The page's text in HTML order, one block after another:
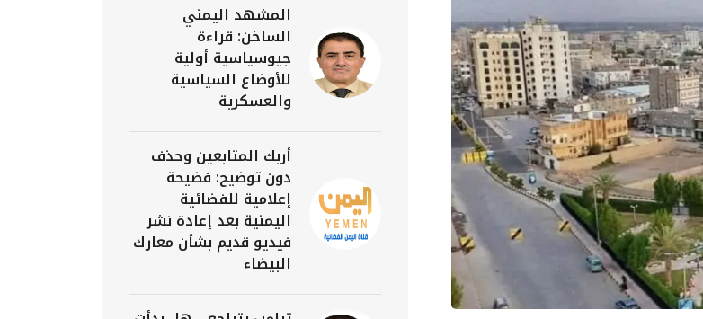
المشهد اليمني
الساخن: قراءة
جيوسياسية أولية
للأوضاع السياسية
والعسكرية
أربك المتابعين وحذف
دون توضيح: فضيحة
إعلامية للفضائية
اليمنية بعد إعادة نشر
فيديو قديم بشأن معارك
البيضاء